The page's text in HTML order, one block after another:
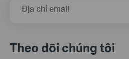
Địa chỉ email
Theo dõi chúng tôi